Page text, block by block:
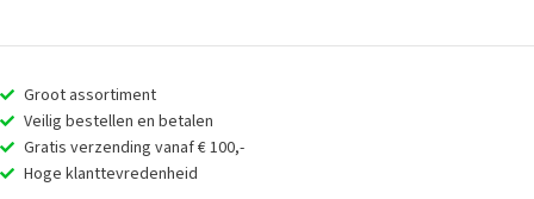
Groot assortiment
Veilig bestellen en betalen
Gratis verzending vanaf € 100,-
Hoge klanttevredenheid